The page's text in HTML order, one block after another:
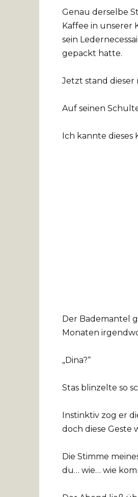
Genau derselbe
Kaffee in unserer
sein
gepackt hatte.
Jetzt stand
Auf seinen
Ich kannte
Der Bademantel
Monaten
„Dina?“
Stas blinzelte so
Instinktiv zog er
doch diese Geste
Die Stimme
du… wie… wie